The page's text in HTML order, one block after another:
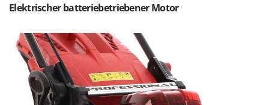
R
Rasensodenschneider
Rasentraktoren Aufsitzmäher
Rasentrimmer - Kantenschneider
Rasentrimmer - Motorsensen - Freischneider
Ginko - MGM
Girmi
Goodyear
GRAEF
Gre
Elektrischer batteriebetriebener Motor